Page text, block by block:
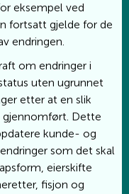
eksempel ved
fortsatt gjelde for de
endringen.
om endringer i
uten ugrunnet
etter at en slik
gjennomført. Dette
kunde- og
som det skal
eierskifte
fisjon og